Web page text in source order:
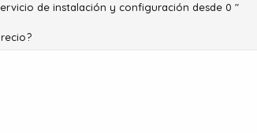
de instalación y configuración desde 0 "